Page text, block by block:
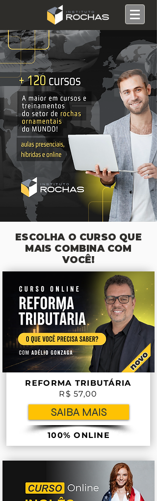
ESCOLHA O CURSO QUE
MAIS COMBINA COM
VOCÊ!
REFORMA TRIBUTÁRIA
R$ 57,00
SAIBA MAIS
100% ONLINE